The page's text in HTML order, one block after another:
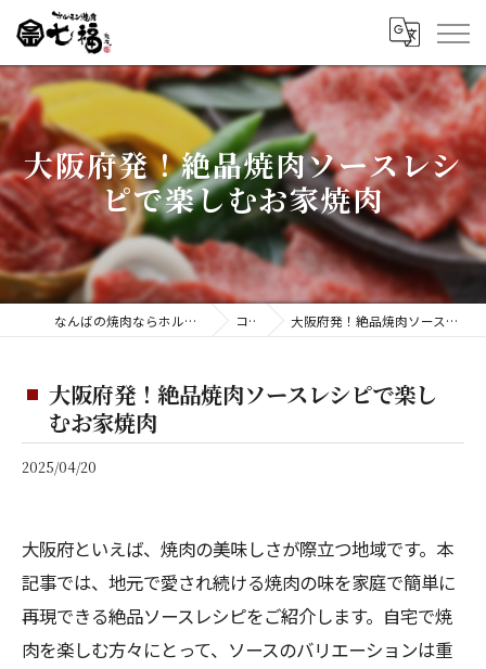
大阪府発！絶品焼肉ソースレシ
ピで楽しむお家焼肉
なんばの焼肉ならホルモン焼肉 七福 難波店 コラム 大阪府発！絶品焼肉ソースレシピで楽しむお家焼肉
大阪府発！絶品焼肉ソースレシピで楽し
むお家焼肉
2025/04/20
大阪府といえば、焼肉の美味しさが際立つ地域です。本
記事では、地元で愛され続ける焼肉の味を家庭で簡単に
再現できる絶品ソースレシピをご紹介します。自宅で焼
肉を楽しむ方々にとって、ソースのバリエーションは重